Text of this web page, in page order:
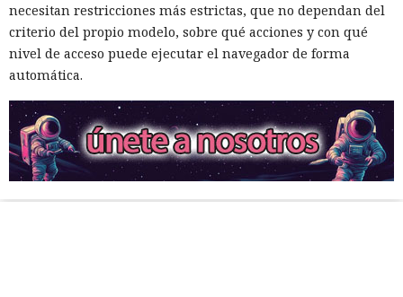
necesitan restricciones más estrictas, que no dependan del
criterio del propio modelo, sobre qué acciones y con qué
nivel de acceso puede ejecutar el navegador de forma
automática.